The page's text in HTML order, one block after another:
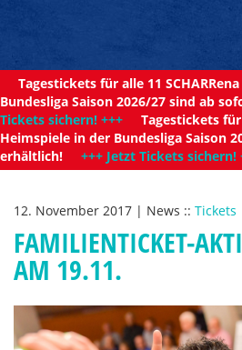
Tagestickets für alle 11
Bundesliga Saison 2026/27 sind ab
Tickets sichern! +++ Tagestickets für
Heimspiele in der Bundesliga Saison
erhältlich! +++ Jetzt Tickets sichern!
12. November 2017 | News :: Tickets
FAMILIENTICKET-
AM 19.11.